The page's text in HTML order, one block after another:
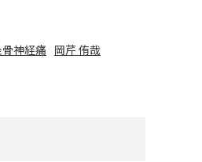
神経痛 岡芹 侑哉